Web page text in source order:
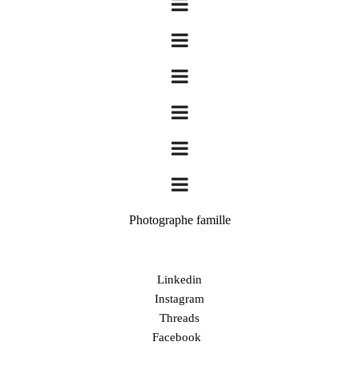
Photographe famille
Linkedin
Instagram
Threads
Facebook